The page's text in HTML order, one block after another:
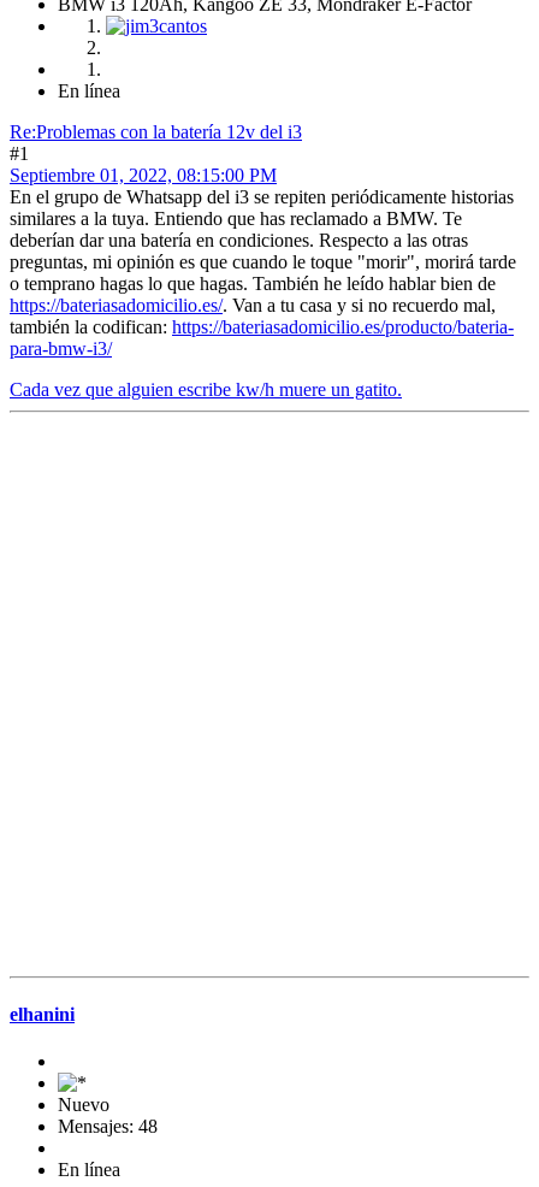
En línea
Re:Problemas con la batería 12v del i3
#1
Septiembre 01, 2022, 08:15:00 PM
En el grupo de Whatsapp del i3 se repiten periódicamente historias
similares a la tuya. Entiendo que has reclamado a BMW. Te
deberían dar una batería en condiciones. Respecto a las otras
preguntas, mi opinión es que cuando le toque "morir", morirá tarde
o temprano hagas lo que hagas. También he leído hablar bien de
https://bateriasadomicilio.es/. Van a tu casa y si no recuerdo mal,
también la codifican: https://bateriasadomicilio.es/producto/bateria-
para-bmw-i3/
Cada vez que alguien escribe kw/h muere un gatito.
elhanini
Nuevo
Mensajes: 48
En línea